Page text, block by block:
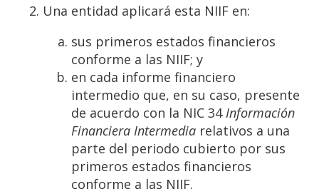
Una entidad aplicará esta NIIF en:
sus primeros estados financieros
conforme a las NIIF; y
en cada informe financiero
intermedio que, en su caso, presente
de acuerdo con la NIC 34Información
Financiera Intermedia relativos a una
parte del periodo cubierto por sus
primeros estados financieros
conforme a las NIIF.